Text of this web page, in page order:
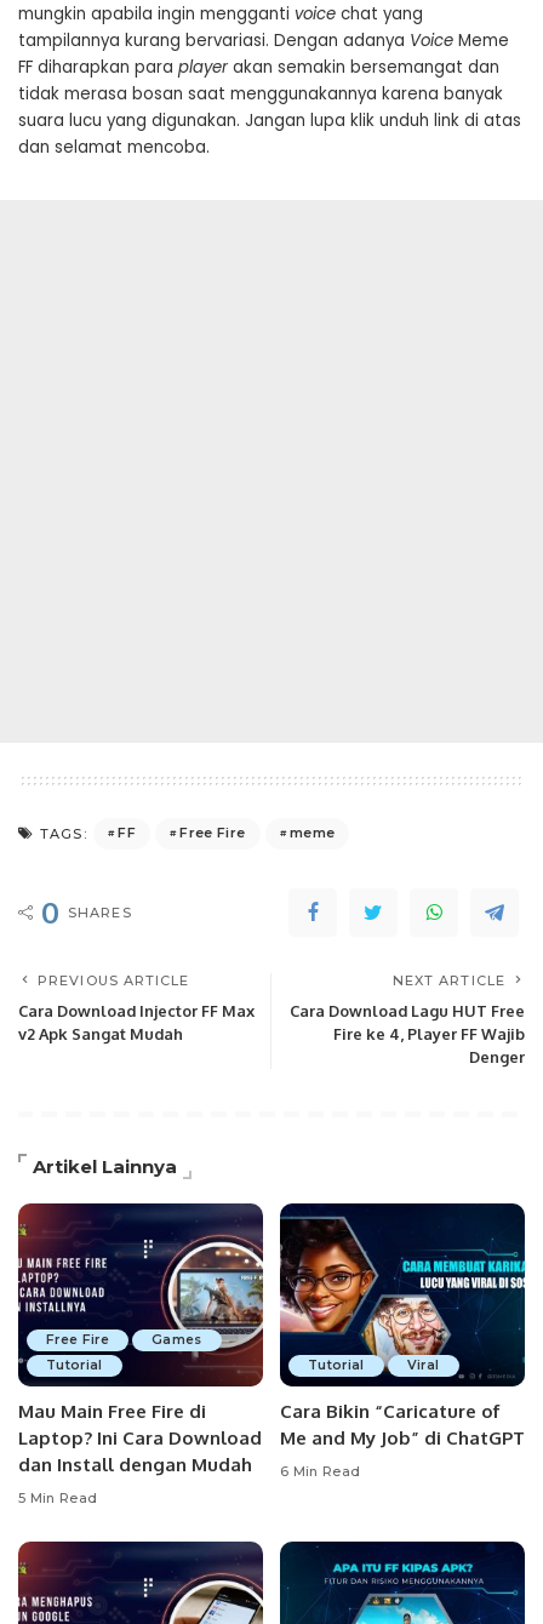
mungkin apabila ingin mengganti voice chat yang
tampilannya kurang bervariasi. Dengan adanya Voice Meme
FF diharapkan para player akan semakin bersemangat dan
tidak merasa bosan saat menggunakannya karena banyak
suara lucu yang digunakan. Jangan lupa klik unduh link di atas
dan selamat mencoba.
TAGS: FF Free Fire meme
0 SHARES
PREVIOUS ARTICLE
Cara Download Injector FF Max
v2 Apk Sangat Mudah
NEXT ARTICLE
Cara Download Lagu HUT Free
Fire ke 4, Player FF Wajib
Denger
Artikel Lainnya
Free Fire
Games
Tutorial
Mau Main Free Fire di
Laptop? Ini Cara Download
dan Install dengan Mudah
5 Min Read
Tutorial Viral
Cara Bikin “Caricature of
Me and My Job” di ChatGPT
6 Min Read